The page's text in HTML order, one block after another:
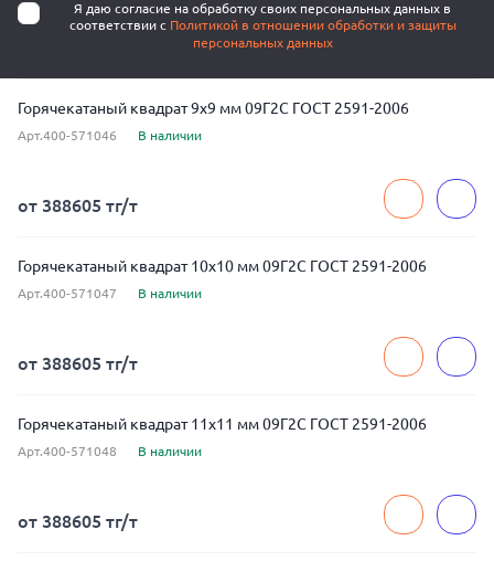
Я даю согласие на обработку своих персональных данных в
соответствии с Политикой в отношении обработки и защиты
персональных данных
Горячекатаный квадрат 9x9 мм 09Г2С ГОСТ 2591-2006
Арт.400-571046 В наличии
от 388605 тг/т
Горячекатаный квадрат 10x10 мм 09Г2С ГОСТ 2591-2006
Арт.400-571047 В наличии
от 388605 тг/т
Горячекатаный квадрат 11x11 мм 09Г2С ГОСТ 2591-2006
Арт.400-571048 В наличии
от 388605 тг/т